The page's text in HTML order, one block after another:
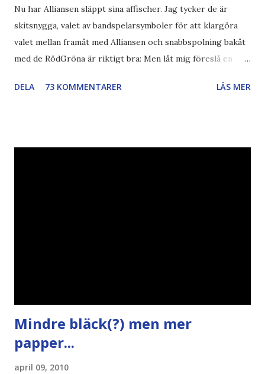
Nu har Alliansen släppt sina affischer. Jag tycker de är
skitsnygga, valet av bandspelarsymboler för att klargöra
valet mellan framåt med Alliansen och snabbspolning bakåt
med de RödGröna är riktigt bra: Men låt mig föreslå en
Piratpartiet FRA-lagen Kultur Upphovsrätten //Zac,
DELA 73 KOMMENTARER LÄS MER
Mindre bläck(?) men mer
papper...
april 09, 2010